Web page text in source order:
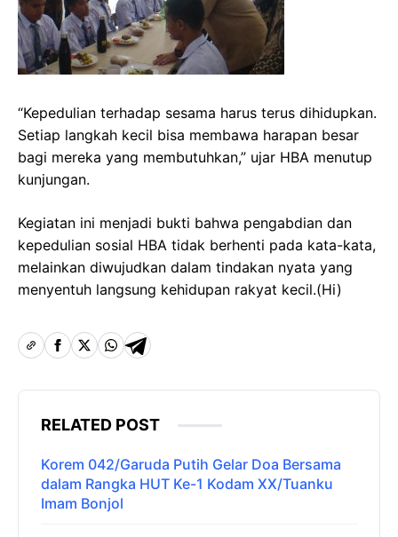
“Kepedulian terhadap sesama harus terus dihidupkan.
Setiap langkah kecil bisa membawa harapan besar
bagi mereka yang membutuhkan,” ujar HBA menutup
kunjungan.
Kegiatan ini menjadi bukti bahwa pengabdian dan
kepedulian sosial HBA tidak berhenti pada kata-kata,
melainkan diwujudkan dalam tindakan nyata yang
menyentuh langsung kehidupan rakyat kecil.(Hi)
RELATED POST
Korem 042/Garuda Putih Gelar Doa Bersama
dalam Rangka HUT Ke-1 Kodam XX/Tuanku
Imam Bonjol